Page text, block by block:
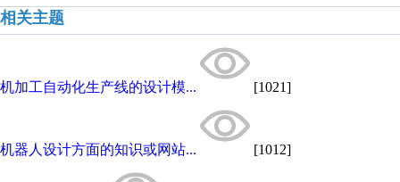
相关主题
机加工自动化生产线的设计模... [1021]
机器人设计方面的知识或网站... [1012]